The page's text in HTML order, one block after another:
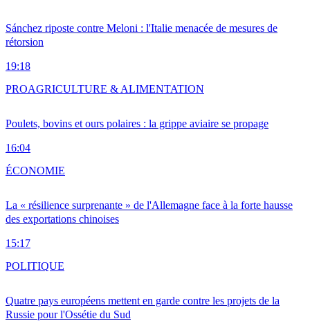
Sánchez riposte contre Meloni : l'Italie menacée de mesures de
rétorsion
19:18
Poulets, bovins et ours polaires : la grippe aviaire se propage
16:04
PROAGRICULTURE & ALIMENTATION
La « résilience surprenante » de l'Allemagne face à la forte hausse
des exportations chinoises
15:17
ÉCONOMIE
Quatre pays européens mettent en garde contre les projets de la
Russie pour l'Ossétie du Sud
POLITIQUE